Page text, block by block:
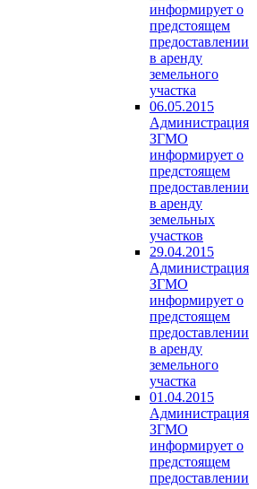
информирует о
предстоящем
предоставлении
в аренду
земельного
участка
06.05.2015
Администрация
ЗГМО
информирует о
предстоящем
предоставлении
в аренду
земельных
участков
29.04.2015
Администрация
ЗГМО
информирует о
предстоящем
предоставлении
в аренду
земельного
участка
01.04.2015
Администрация
ЗГМО
информирует о
предстоящем
предоставлении